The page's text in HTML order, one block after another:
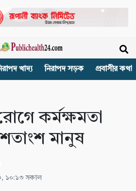
খাদ্য নিরাপদ সড়ক প্রবাসীর কথা
কর্মক্ষমতা
মানুষ
১০:১৩ সকাল